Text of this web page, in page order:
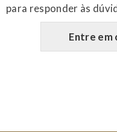
para responder às
Entre em